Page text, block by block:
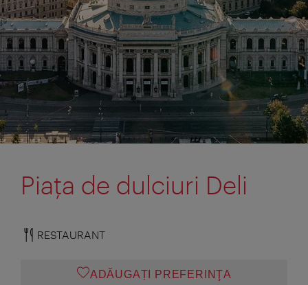
Piaţa de dulciuri Deli
RESTAURANT
ADĂUGAȚI PREFERINŢA